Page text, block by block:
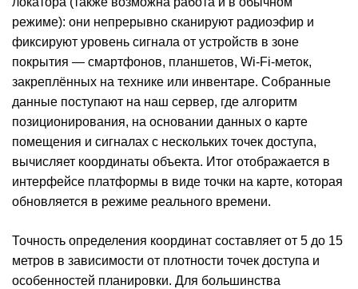
режиме): они непрерывно сканируют радиоэфир и
фиксируют уровень сигнала от устройств в зоне
покрытия — смартфонов, планшетов, Wi-Fi-меток,
закреплённых на технике или инвентаре. Собранные
данные поступают на наш сервер, где алгоритм
позиционирования, на основании данных о карте
помещения и сигналах с нескольких точек доступа,
вычисляет координаты объекта. Итог отображается в
интерфейсе платформы в виде точки на карте, которая
обновляется в режиме реального времени.
Точность определения координат составляет от 5 до 15
метров в зависимости от плотности точек доступа и
особенностей планировки. Для большинства